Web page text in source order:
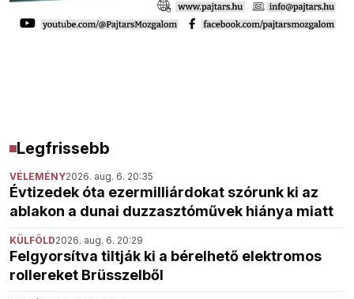
Legfrissebb
VÉLEMÉNY2026. aug. 6. 20:35
Évtizedek óta ezermilliárdokat szórunk ki az
ablakon a dunai duzzasztóművek hiánya miatt
KÜLFÖLD2026. aug. 6. 20:29
Felgyorsítva tiltják ki a bérelhető elektromos
rollereket Brüsszelből